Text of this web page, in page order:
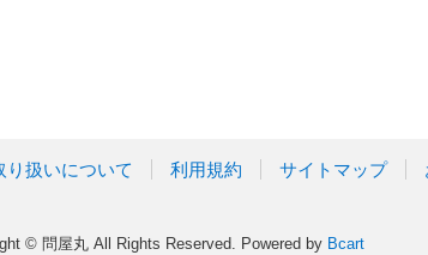
り扱いについて 利用規約 サイトマップ
© 問屋丸 All Rights Reserved. Powered by Bcart